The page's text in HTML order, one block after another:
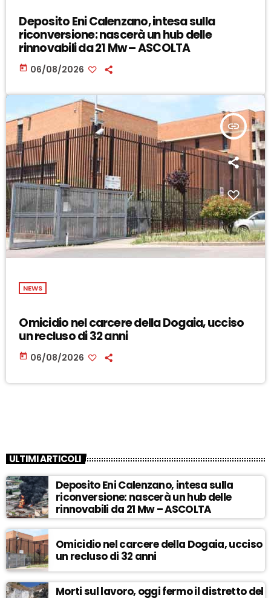
Deposito Eni Calenzano, intesa sulla
riconversione: nascerà un hub delle
rinnovabili da 21 Mw – ASCOLTA
today 06/08/2026
insert_link
NEWS
Omicidio nel carcere della Dogaia, ucciso
un recluso di 32 anni
today 06/08/2026
ULTIMI ARTICOLI
Deposito Eni Calenzano, intesa sulla
riconversione: nascerà un hub delle
rinnovabili da 21 Mw – ASCOLTA
Omicidio nel carcere della Dogaia, ucciso
un recluso di 32 anni
Morti sul lavoro, oggi fermo il distretto del